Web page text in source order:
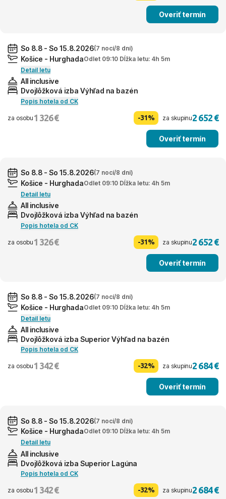
Overiť termín
So 8.8 - So 15.8.2026(7 nocí/8 dní)
Košice - HurghadaOdlet 09:10 Dĺžka letu: 4h 5m
Detail letu
All inclusive
Dvojlôžková izba Výhľad na bazén
Popis hotela od CK
za osobu 1 326 € -31% za skupinu2 652 €
Overiť termín
So 8.8 - So 15.8.2026(7 nocí/8 dní)
Košice - HurghadaOdlet 09:10 Dĺžka letu: 4h 5m
Detail letu
All inclusive
Dvojlôžková izba Výhľad na bazén
Popis hotela od CK
za osobu 1 326 € -31% za skupinu2 652 €
Overiť termín
So 8.8 - So 15.8.2026(7 nocí/8 dní)
Košice - HurghadaOdlet 09:10 Dĺžka letu: 4h 5m
Detail letu
All inclusive
Dvojlôžková izba Superior Výhľad na bazén
Popis hotela od CK
za osobu 1 342 € -32% za skupinu2 684 €
Overiť termín
So 8.8 - So 15.8.2026(7 nocí/8 dní)
Košice - HurghadaOdlet 09:10 Dĺžka letu: 4h 5m
Detail letu
All inclusive
Dvojlôžková izba Superior Lagúna
Popis hotela od CK
za osobu 1 342 € -32% za skupinu2 684 €